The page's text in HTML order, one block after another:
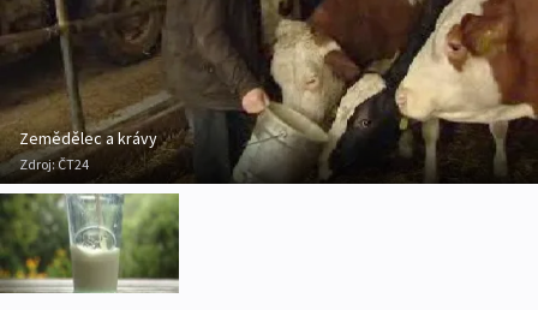
Zemědělec a krávy
Zdroj: ČT24